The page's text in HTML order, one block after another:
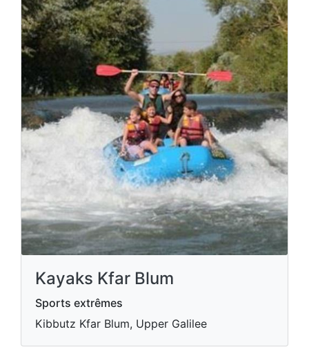
Kayaks Kfar Blum
Sports extrêmes
Kibbutz Kfar Blum, Upper Galilee